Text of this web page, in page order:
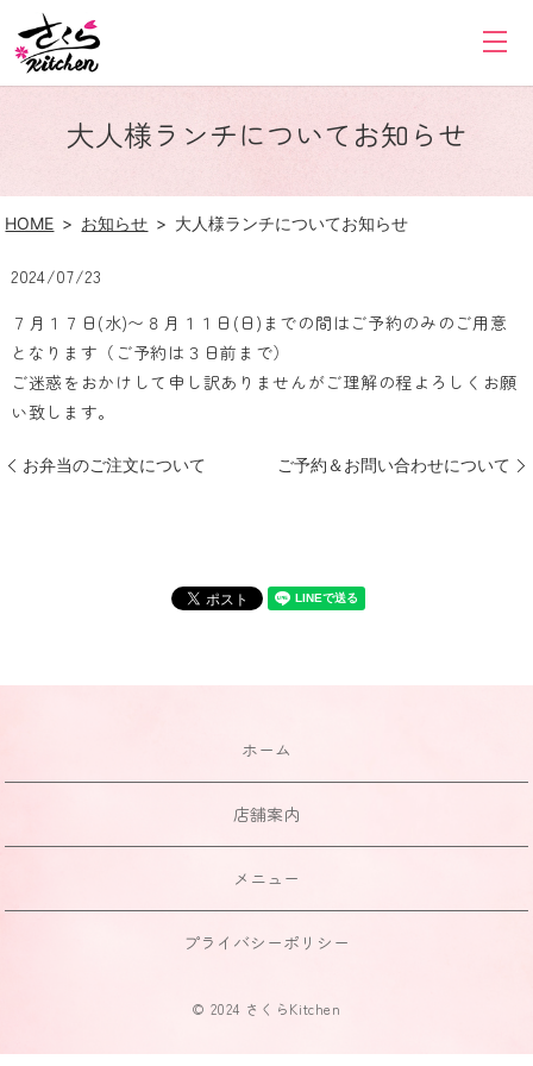
大人様ランチについてお知らせ
HOME お知らせ 大人様ランチについてお知らせ
2024/07/23
７月１７日(水)〜８月１１日(日)までの間はご予約のみのご用意
となります（ご予約は３日前まで）
ご迷惑をおかけして申し訳ありませんがご理解の程よろしくお願
い致します。
お弁当のご注文について ご予約＆お問い合わせについて
ホーム
店舗案内
メニュー
プライバシーポリシー
© 2024 さくらKitchen